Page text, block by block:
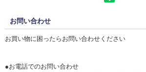
お問い合わせ
お買い物に困ったらお問い合わせください
●お電話でのお問い合わせ